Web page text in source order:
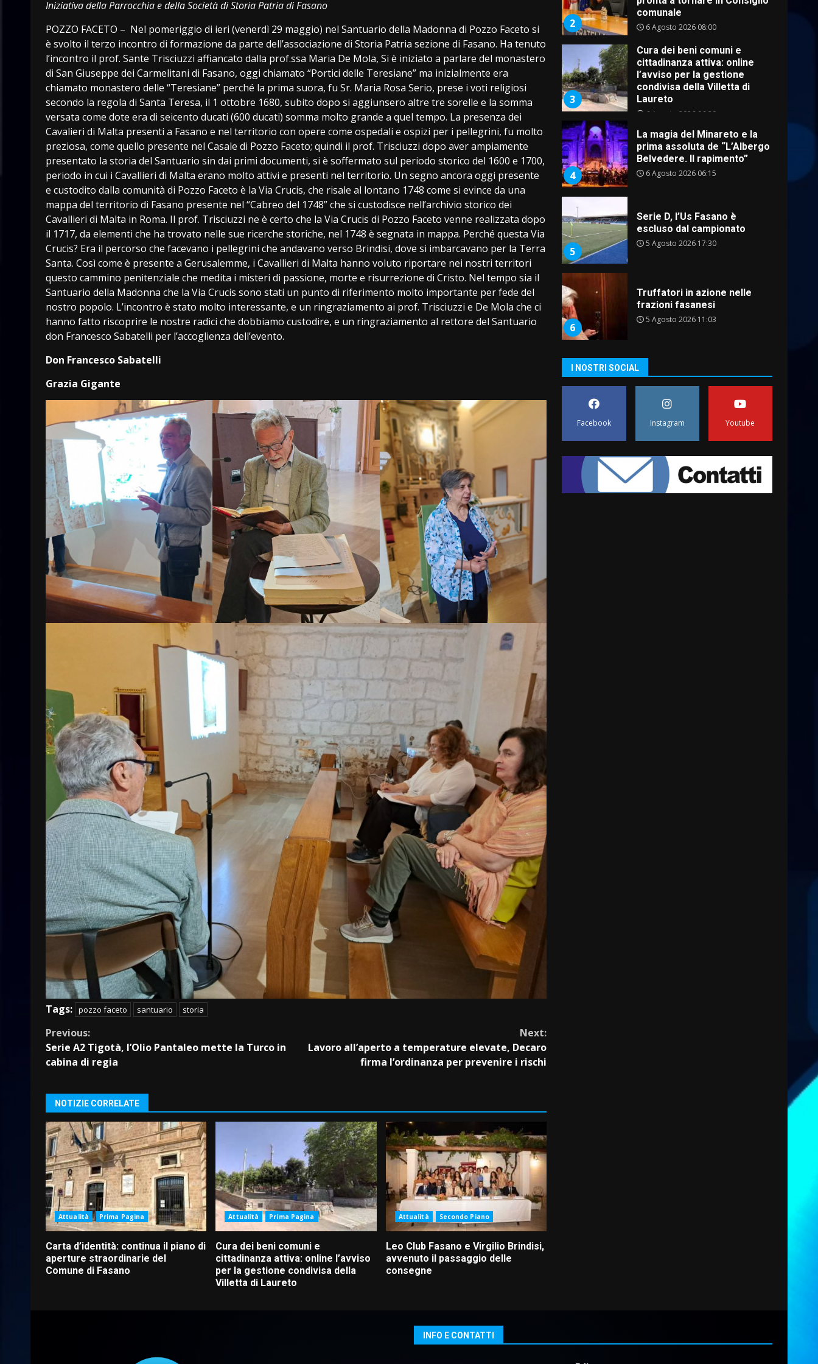
Iniziativa della Parrocchia e della Società di Storia Patria di Fasano
POZZO FACETO – Nel pomeriggio di ieri (venerdì 29 maggio) nel Santuario della Madonna di Pozzo Faceto si
è svolto il terzo incontro di formazione da parte dell’associazione di Storia Patria sezione di Fasano. Ha tenuto
l’incontro il prof. Sante Trisciuzzi affiancato dalla prof.ssa Maria De Mola, Si è iniziato a parlare del monastero
di San Giuseppe dei Carmelitani di Fasano, oggi chiamato “Portici delle Teresiane” ma inizialmente era
chiamato monastero delle “Teresiane” perché la prima suora, fu Sr. Maria Rosa Serio, prese i voti religiosi
secondo la regola di Santa Teresa, il 1 ottobre 1680, subito dopo si aggiunsero altre tre sorelle e la somma
versata come dote era di seicento ducati (600 ducati) somma molto grande a quel tempo. La presenza dei
Cavalieri di Malta presenti a Fasano e nel territorio con opere come ospedali e ospizi per i pellegrini, fu molto
preziosa, come quello presente nel Casale di Pozzo Faceto; quindi il prof. Trisciuzzi dopo aver ampiamente
presentato la storia del Santuario sin dai primi documenti, si è soffermato sul periodo storico del 1600 e 1700,
periodo in cui i Cavallieri di Malta erano molto attivi e presenti nel territorio. Un segno ancora oggi presente
e custodito dalla comunità di Pozzo Faceto è la Via Crucis, che risale al lontano 1748 come si evince da una
mappa del territorio di Fasano presente nel “Cabreo del 1748” che si custodisce nell’archivio storico dei
Cavallieri di Malta in Roma. Il prof. Trisciuzzi ne è certo che la Via Crucis di Pozzo Faceto venne realizzata dopo
il 1717, da elementi che ha trovato nelle sue ricerche storiche, nel 1748 è segnata in mappa. Perché questa Via
Crucis? Era il percorso che facevano i pellegrini che andavano verso Brindisi, dove si imbarcavano per la Terra
Santa. Così come è presente a Gerusalemme, i Cavallieri di Malta hanno voluto riportare nei nostri territori
questo cammino penitenziale che medita i misteri di passione, morte e risurrezione di Cristo. Nel tempo sia il
Santuario della Madonna che la Via Crucis sono stati un punto di riferimento molto importante per fede del
nostro popolo. L’incontro è stato molto interessante, e un ringraziamento ai prof. Trisciuzzi e De Mola che ci
hanno fatto riscoprire le nostre radici che dobbiamo custodire, e un ringraziamento al rettore del Santuario
don Francesco Sabatelli per l’accoglienza dell’evento.
Don Francesco Sabatelli
Grazia Gigante
Tags: pozzo faceto santuario storia
Continue
Reading
Previous:
Serie A2 Tigotà, l’Olio Pantaleo mette la Turco in
cabina di regia
Next:
Lavoro all’aperto a temperature elevate, Decaro
firma l’ordinanza per prevenire i rischi
NOTIZIE CORRELATE
Attualità Prima Pagina
Carta d’identità: continua il piano di
aperture straordinarie del
Comune di Fasano
Attualità Prima Pagina
Cura dei beni comuni e
cittadinanza attiva: online l’avviso
per la gestione condivisa della
Villetta di Laureto
Attualità Secondo Piano
Leo Club Fasano e Virgilio Brindisi,
avvenuto il passaggio delle
consegne
3
condivisa della Villetta di
Laureto
4
La magia del Minareto e la
prima assoluta de “L’Albergo
Belvedere. Il rapimento”
6 Agosto 2026 06:15
5
Serie D, l’Us Fasano è
escluso dal campionato
6
Truffatori in azione nelle
frazioni fasanesi
5 Agosto 2026 11:03
7
Residenti di Savelletri
scrivono al Prefetto: “Noi
cittadini di serie B”
5 Agosto 2026 06:15
Carta d’identità: continua il
piano di aperture
6 Agosto 2026 14:16
pronta a tornare in Consiglio
comunale
6 Agosto 2026 08:00
I NOSTRI SOCIAL
Facebook Instagram Youtube
INFO E CONTATTI